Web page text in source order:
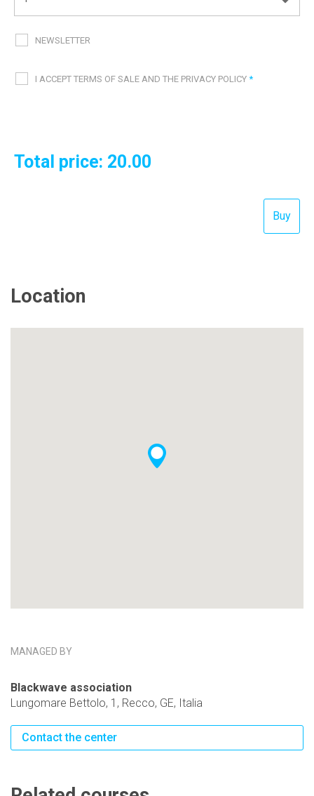
NEWSLETTER
I ACCEPT TERMS OF SALE AND THE PRIVACY POLICY *
Total price: 20.00
Location
MANAGED BY
Blackwave association
Lungomare Bettolo, 1, Recco, GE, Italia
Contact the center